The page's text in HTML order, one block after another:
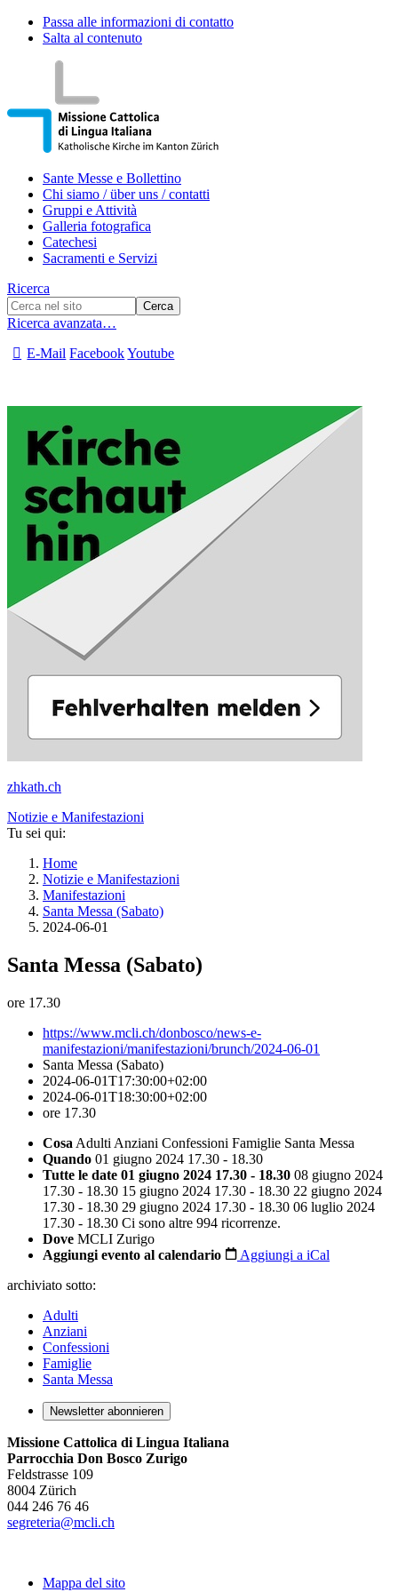
Passa alle informazioni di contatto
Salta al contenuto
Sante Messe e Bollettino
Chi siamo / über uns / contatti
Gruppi e Attività
Galleria fotografica
Catechesi
Sacramenti e Servizi
Ricerca
Ricerca avanzata…
E-Mail FacebookYoutube
zhkath.ch
Notizie e Manifestazioni
Tu sei qui:
Home
Notizie e Manifestazioni
Manifestazioni
Santa Messa (Sabato)
2024-06-01
Santa Messa (Sabato)
ore 17.30
https://www.mcli.ch/donbosco/news-e-
manifestazioni/manifestazioni/brunch/2024-06-01
Santa Messa (Sabato)
2024-06-01T17:30:00+02:00
2024-06-01T18:30:00+02:00
ore 17.30
Cosa Adulti Anziani Confessioni Famiglie Santa Messa
Quando 01 giugno 2024 17.30 - 18.30
Tutte le date 01 giugno 2024 17.30 - 18.30 08 giugno 2024
17.30 - 18.30 15 giugno 2024 17.30 - 18.30 22 giugno 2024
17.30 - 18.30 29 giugno 2024 17.30 - 18.30 06 luglio 2024
17.30 - 18.30 Ci sono altre 994 ricorrenze.
Dove MCLI Zurigo
Aggiungi evento al calendario
Aggiungi a iCal
archiviato sotto:
Adulti
Anziani
Confessioni
Famiglie
Santa Messa
Newsletter abonnieren
Missione Cattolica di Lingua Italiana
Parrocchia Don Bosco Zurigo
Feldstrasse 109
8004 Zürich
044 246 76 46
segreteria@mcli.ch
Mappa del sito